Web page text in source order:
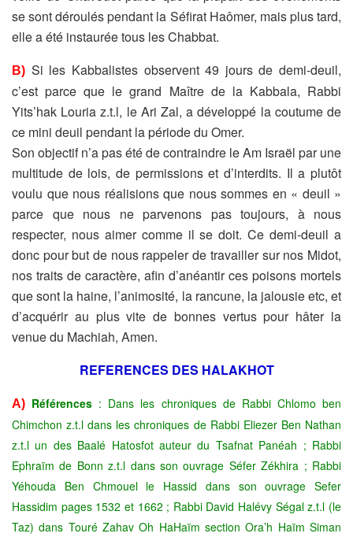
se sont dérouléspendant la Séfirat Haômer, mais plus tard,
elle a été instaurée tous les Chabbat.
B) Si les Kabbalistes observent 49 jours de demi-deuil,
c’est parce que legrand Maître de la Kabbala, Rabbi
Yits’hak Louria z.t.l, le Ari Zal, adéveloppé la coutume de
ce mini deuil pendant la période du Omer.
Son objectif n’a pas été de contraindre le Am Israël par une
multitude de lois, de permissions et d’interdits. Il a plutôt
voulu que nous réalisions que nous sommes en « deuil »
parce que nous ne parvenons pas toujours, à nous
respecter, nous aimer comme il sedoit. Ce demi-deuil a
donc pour but de nous rappeler de travailler surnos Midot,
nos traits de caractère, afin d’anéantir ces poisons mortels
que sont la haine, l’animosité, la rancune, la jalousie etc, et
d’acquérir au plus vite de bonnes vertus pour hâter la
venue du Machiah, Amen.
REFERENCES DES HALAKHOT
A) Références : Dans les chroniques de Rabbi Chlomo ben
Chimchon z.t.l dans les chroniques de Rabbi Eliezer Ben Nathan
z.t.l un des Baalé Hatosfotauteur du Tsafnat Panéah ; Rabbi
Ephraïm de Bonn z.t.l dans son ouvrage Séfer Zékhira ; Rabbi
Yéhouda Ben Chmouel le Hassid dans son ouvrage Sefer
Hassidim pages 1532 et 1662 ; Rabbi David Halévy Ségal z.t.l (le
Taz) dans Touré Zahav Oh HaHaïm section Ora’h Haïm Siman